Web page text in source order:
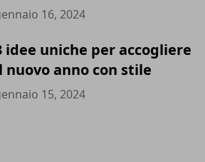
16, 2024
idee uniche per accogliere
nuovo anno con stile
15, 2024